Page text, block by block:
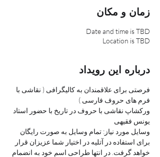
زمان و مکان
Date and time is TBD
Location is TBD
درباره این رویداد
فرصتی برای علاقمندان به کالیگرافی ( نقاشی با
فرم های حروف فارسی )
ورکشاپ نقاشی با حروف در تاریخ با حضور استاد
یونس فقیهی
وسایل مورد نیاز: تمام وسایل به صورت رایگان
برای استفاده در آتلیه در اختیار شما عزیزان قرار
خواهد گرفت. در انتها طراحی اسم خود به انضمام